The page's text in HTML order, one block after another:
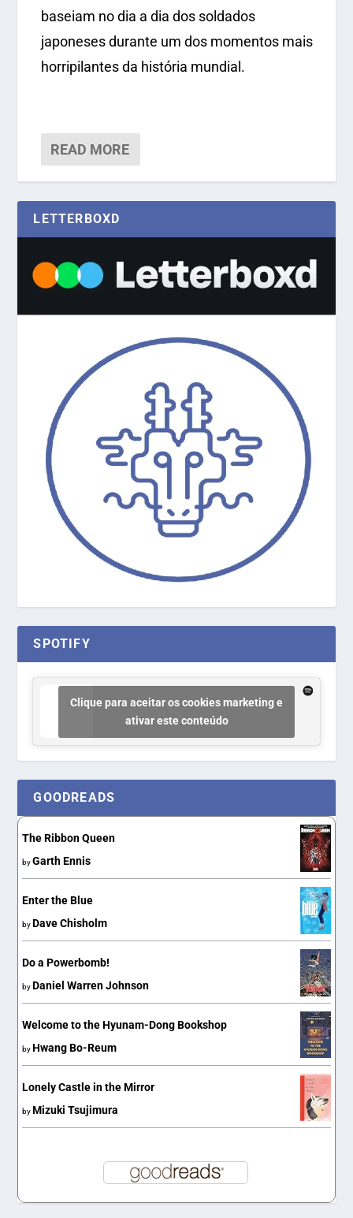
baseiam no dia a dia dos soldados
japoneses durante um dos momentos mais
horripilantes da história mundial.
READ MORE
LETTERBOXD
SPOTIFY
Clique para aceitar os cookies marketing e
ativar este conteúdo
GOODREADS
The Ribbon Queen
byGarth Ennis
Enter the Blue
by Dave Chisholm
Do a Powerbomb!
by Daniel Warren Johnson
Welcome to the Hyunam-Dong Bookshop
by Hwang Bo-Reum
Lonely Castle in the Mirror
by Mizuki Tsujimura